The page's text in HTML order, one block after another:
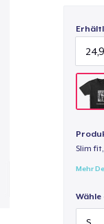
Slim
Mehr
Wähle